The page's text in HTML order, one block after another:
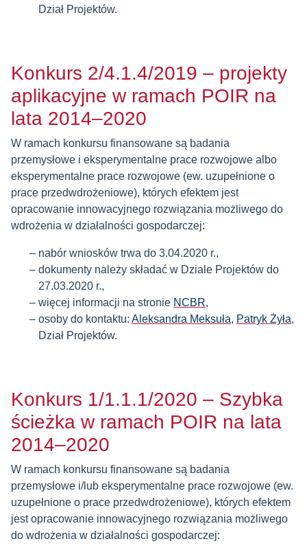
Dział Projektów.
Konkurs 2/4.1.4/2019 – projekty
aplikacyjne w ramach POIR na
lata 2014–2020
W ramach konkursu finansowane są badania
przemysłowe i eksperymentalne prace rozwojowe albo
eksperymentalne prace rozwojowe (ew. uzupełnione o
prace przedwdrożeniowe), których efektem jest
opracowanie innowacyjnego rozwiązania możliwego do
wdrożenia w działalności gospodarczej:
nabór wniosków trwa do 3.04.2020 r.,
dokumenty należy składać w Dziale Projektów do
27.03.2020 r.,
więcej informacji na stronie NCBR,
osoby do kontaktu: Aleksandra Meksuła, Patryk Żyła,
Dział Projektów.
Konkurs 1/1.1.1/2020 – Szybka
ścieżka w ramach POIR na lata
2014–2020
W ramach konkursu finansowane są badania
przemysłowe i/lub eksperymentalne prace rozwojowe (ew.
uzupełnione o prace przedwdrożeniowe), których efektem
jest opracowanie innowacyjnego rozwiązania możliwego
do wdrożenia w działalności gospodarczej: